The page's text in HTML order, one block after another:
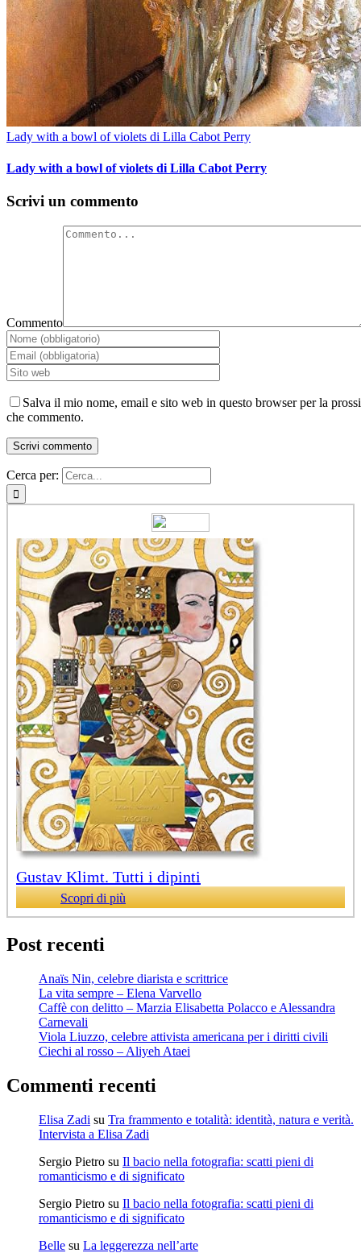
Lady with a bowl of violets di Lilla Cabot Perry
Lady with a bowl of violets di Lilla Cabot Perry
Scrivi un commento
Commento
Salva il mio nome, email e sito web in questo browser per la
che commento.
Cerca per:
Gustav Klimt. Tutti i dipinti
Scopri di più
Post recenti
Anaïs Nin, celebre diarista e scrittrice
La vita sempre – Elena Varvello
Caffè con delitto – Marzia Elisabetta Polacco e Alessandra
Carnevali
Viola Liuzzo, celebre attivista americana per i diritti civili
Ciechi al rosso – Aliyeh Ataei
Commenti recenti
Elisa Zadi su Tra frammento e totalità: identità, natura e verità.
Intervista a Elisa Zadi
Sergio Pietro su Il bacio nella fotografia: scatti pieni di
romanticismo e di significato
Sergio Pietro su Il bacio nella fotografia: scatti pieni di
romanticismo e di significato
Belle su La leggerezza nell’arte